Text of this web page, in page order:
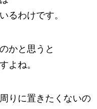
るわけです。
かと思うと
よね。
りに置きたくないの